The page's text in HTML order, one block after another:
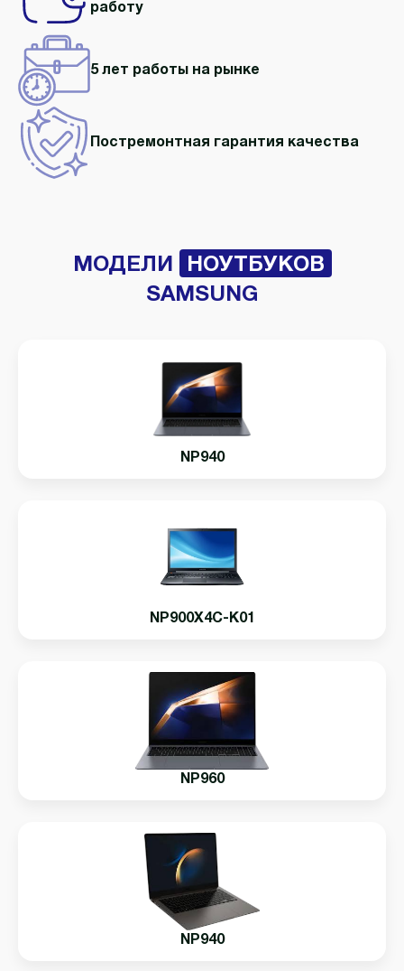
работу
5 лет работы на рынке
Постремонтная гарантия качества
МОДЕЛИ
НОУТБУКОВ
SAMSUNG
NP940
NP900X4C-K01
NP960
NP940